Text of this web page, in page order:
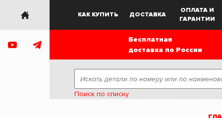
КАК КУПИТЬ ДОСТАВКА
ОПЛАТА И
ГАРАНТИИ
Бесплатная
доставка по России
Поиск по списку